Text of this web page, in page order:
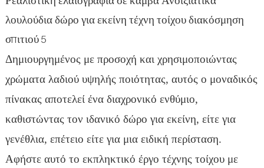
Δημιουργημένος με προσοχή και χρησιμοποιώντας
χρώματα λαδιού υψηλής ποιότητας, αυτός ο μοναδικός
πίνακας αποτελεί ένα διαχρονικό ενθύμιο,
καθιστώντας τον ιδανικό δώρο για εκείνη, είτε για
γενέθλια, επέτειο είτε για μια ειδική περίσταση.
Αφήστε αυτό το εκπληκτικό έργο τέχνης τοίχου με